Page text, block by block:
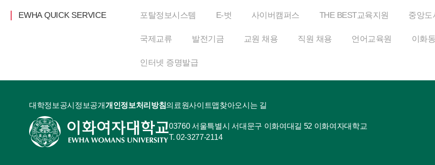
EWHA QUICK SERVICE 포탈정보시스템 E-벗 사이버캠퍼스 THE BEST교육지원 중앙도
국제교류 발전기금 교원 채용 직원 채용 언어교육원 이화
인터넷 증명발급
대학정보공시 정보공개개인정보처리방침의료원사이트맵찾아오시는 길
03760 서울특별시 서대문구 이화여대길 52 이화여자대학교
02-3277-2114